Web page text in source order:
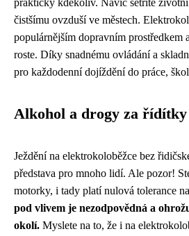
prakticky kdekoliv. Navíc šetříte
čistšímu ovzduší ve městech.
populárnějším dopravním prostředkem
roste. Díky snadnému ovládání a
pro každodenní dojíždění do práce,
Alkohol a drogy za řídítky
Ježdění na elektrokoloběžce bez
představa pro mnoho lidí. Ale pozor!
motorky, i tady platí nulová tolerance
pod vlivem je nezodpovědná a
okolí. Myslete na to, že i na